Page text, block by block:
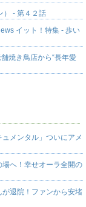
） - 第４２話
イット！特集 - 歩い
焼き鳥店から“長年愛
メンタル」ついにアメ
へ！幸せオーラ全開の
退院！ファンから安堵